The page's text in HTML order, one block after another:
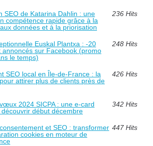
SEO de Katarina Dahlin : une
compétence rapide grâce à la
données et à la priorisation
236 Hits
Euskal Plantxa : -20
annoncés sur Facebook (promo
le temps)
248 Hits
SEO local en Île-de-France : la
attirer plus de clients près de
426 Hits
2024 SICPA : une e-card
début décembre
342 Hits
et SEO : transformer
cookies en moteur de
447 Hits